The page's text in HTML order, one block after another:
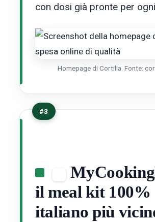
con dosi già pronte per
Homepage di Cortilia. Fonte:
#3
il meal kit 100%
italiano più